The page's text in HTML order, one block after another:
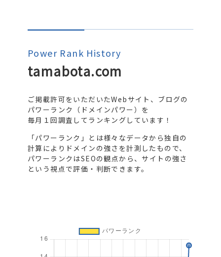
Power Rank History
tamabota.com
ご掲載許可をいただいたWebサイト、ブログの
パワーランク（ドメインパワー）を
毎月１回調査してランキングしています！
「パワーランク」とは様々なデータから独自の
計算によりドメインの強さを計測したもので、
パワーランクはSEOの観点から、サイトの強さ
という視点で評価・判断できます。